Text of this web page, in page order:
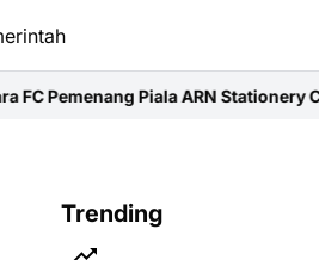
ARN Stationery Cup I 2026Pemkab
Trending